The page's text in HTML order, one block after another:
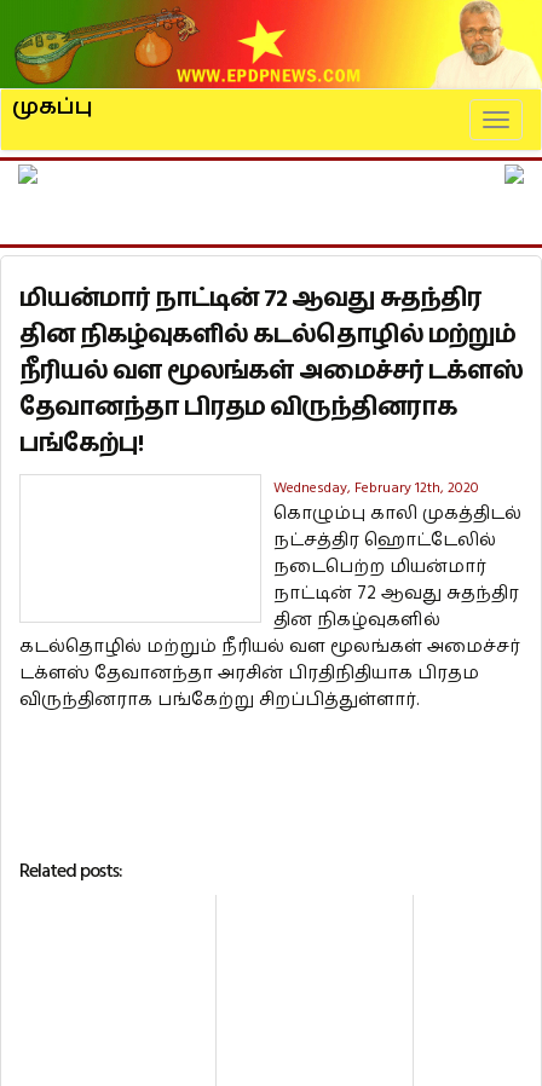
முகப்பு
மியன்மார் நாட்டின் 72 ஆவது சுதந்திர
தின நிகழ்வுகளில் கடல்தொழில் மற்றும்
நீரியல் வள மூலங்கள் அமைச்சர் டக்ளஸ்
தேவானந்தா பிரதம விருந்தினராக
பங்கேற்பு!
Wednesday, February 12th, 2020
கொழும்பு காலி முகத்திடல்
நட்சத்திர ஹொட்டேலில்
நடைபெற்ற மியன்மார்
நாட்டின் 72 ஆவது சுதந்திர
தின நிகழ்வுகளில்
கடல்தொழில் மற்றும் நீரியல் வள மூலங்கள் அமைச்சர்
டக்ளஸ் தேவானந்தா அரசின் பிரதிநிதியாக பிரதம
விருந்தினராக பங்கேற்று சிறப்பித்துள்ளார்.
Related posts: